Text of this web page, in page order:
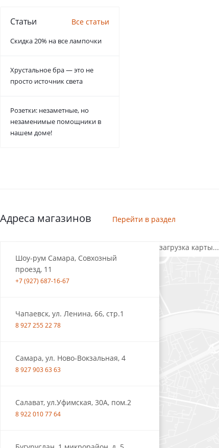
Статьи Все статьи
Скидка 20% на все лампочки
Хрустальное бра — это не
просто источник света
Розетки: незаметные, но
незаменимые помощники в
нашем доме!
Адреса магазинов Перейти в раздел
Шоу-рум Самара, Совхозный
проезд, 11
+7 (927) 687-16-67
Чапаевск, ул. Ленина, 66, стр.1
8 927 255 22 78
Самара, ул. Ново-Вокзальная, 4
8 927 903 63 63
Салават, ул.Уфимская, 30А, пом.2
8 922 010 77 64
загрузка карты...